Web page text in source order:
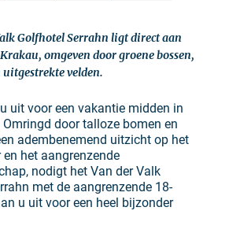
Golfhotel Serrahn ligt direct aan
omgeven door groene bossen,
velden.
uit voor een vakantie midden in
door talloze bomen en
adembenemend uitzicht op het
en het aangrenzende
nodigt het Van der Valk
met de aangrenzende 18-
u uit voor een heel bijzonder